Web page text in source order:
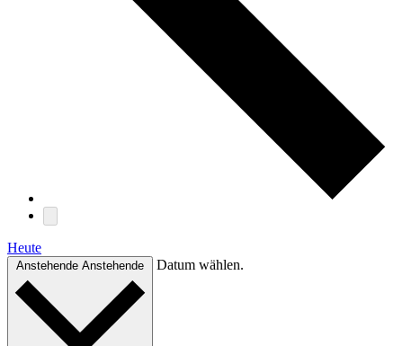
Heute
Anstehende Anstehende Datum wählen.